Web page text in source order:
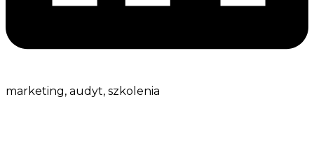
marketing, audyt, szkolenia